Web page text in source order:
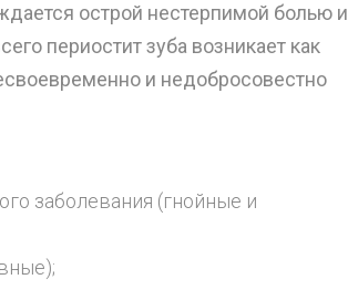
острой нестерпимой болью и
периостит зуба возникает как
и недобросовестно
заболевания (гнойные и